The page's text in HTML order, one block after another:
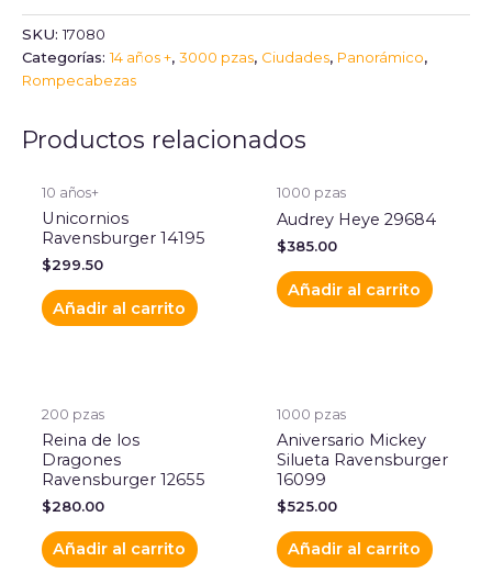
SKU:17080
Categorías:14 años +, 3000 pzas, Ciudades, Panorámico,
Rompecabezas
Productos relacionados
10 años+
Unicornios
Ravensburger 14195
$299.50
Añadir al carrito
1000 pzas
Audrey Heye 29684
$385.00
Añadir al carrito
200 pzas
Reina de los
Dragones
Ravensburger 12655
$280.00
Añadir al carrito
1000 pzas
Aniversario Mickey
Silueta Ravensburger
16099
$525.00
Añadir al carrito